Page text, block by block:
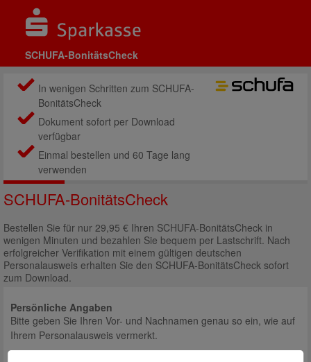
SCHUFA-BonitätsCheck
In wenigen Schritten zum SCHUFA-
BonitätsCheck
Dokument sofort per Download
verfügbar
Einmal bestellen und 60 Tage lang
verwenden
SCHUFA-BonitätsCheck
Bestellen Sie für nur 29,95 € Ihren SCHUFA-BonitätsCheck in
wenigen Minuten und bezahlen Sie bequem per Lastschrift. Nach
erfolgreicher Verifikation mit einem gültigen deutschen
Personalausweis erhalten Sie den SCHUFA-BonitätsCheck sofort
zum Download.
Persönliche Angaben
Bitte geben Sie Ihren Vor- und Nachnamen genau so ein, wie auf
Ihrem Personalausweis vermerkt.